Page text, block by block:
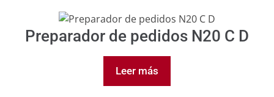
Preparador de pedidos N20 C D
Leer más